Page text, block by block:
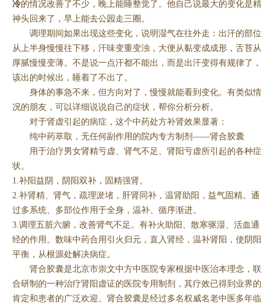
冷的情况改善了不少，晚上能睡整觉了。他自己说最大的变化是精
神头回来了，早上能去公园走三圈。
调理期间如果出现这些变化，说明湿气在往外走：出汗的部位
从上半身慢慢往下移，汗味变重变浊，大便从黏变成成形，舌苔从
厚腻慢慢变薄。不是说一点汗都不能出，而是出汗变得有规律了，
该出的时候出，睡着了不出了。
身体的事急不来，但方向对了，慢慢就能看到变化。有类似情
况的朋友，可以详细说说自己的症状，帮你分析分析。
对于肾虚引起的病症，这个中药处方补肾效果显著：
纯中药萃取，无任何副作用的院内专方制剂——肾合胶囊
用于治疗男女肾精亏虚、肾气不足、肾阳亏虚所引起的各种症
状。
1.补阳益阴，阴阳双补，固精强肾。
2.补肾精、肾气，疏理淤堵，肝肾同补，温肾助阳，益气固精。通
过多系统、多部位作用于全身，温补、循序渐进。
3.调理五脏六腑，改善肾气不足。有补火助阳、散寒驱湿、活血通
经的作用。数味中药合用引火归元，直入肾经，温补肾阳，使阴阳
平衡，从根源处解决病症。
肾合胶囊是北京市崇文中方中医院专家根据中医治本理念，联
合研制的一种治疗肾阳虚证的医院专用制剂，其疗效已得到业界的
肯定和患者的广泛欢迎。肾合胶囊是经过多名权威名老中医多年临